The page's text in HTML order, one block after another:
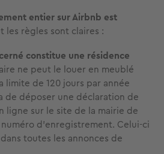
entier sur Airbnb est
les règles sont claires :
constitue une résidence
ne peut le louer en meublé
de 120 jours par année
de déposer une déclaration de
ligne sur le site de la mairie de
d'enregistrement. Celui-ci
toutes les annonces de